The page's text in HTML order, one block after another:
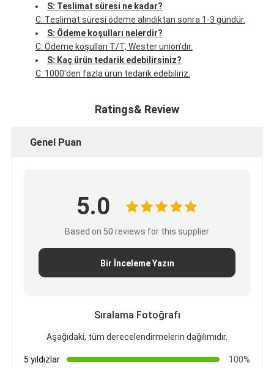
S: Teslimat süresi ne kadar?
C: Teslimat süresi ödeme alındıktan sonra 1-3 gündür.
S: Ödeme koşulları nelerdir?
C: Ödeme koşulları T/T, Wester union'dır.
S: Kaç ürün tedarik edebilirsiniz?
C: 1000'den fazla ürün tedarik edebiliriz.
Ratings& Review
Genel Puan
5.0
Based on 50 reviews for this supplier
Bir İnceleme Yazın
Sıralama Fotoğrafı
Aşağıdaki, tüm derecelendirmelerin dağılımıdır.
5 yıldızlar
100%